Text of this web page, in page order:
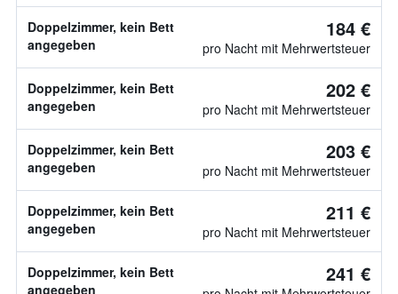
Doppelzimmer, kein Bett
angegeben
184 €
pro Nacht mit Mehrwertsteuer
Doppelzimmer, kein Bett
angegeben
202 €
pro Nacht mit Mehrwertsteuer
Doppelzimmer, kein Bett
angegeben
203 €
pro Nacht mit Mehrwertsteuer
Doppelzimmer, kein Bett
angegeben
211 €
pro Nacht mit Mehrwertsteuer
Doppelzimmer, kein Bett
angegeben
241 €